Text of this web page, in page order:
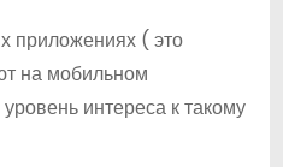
приложениях ( это
на мобильном
интереса к такому